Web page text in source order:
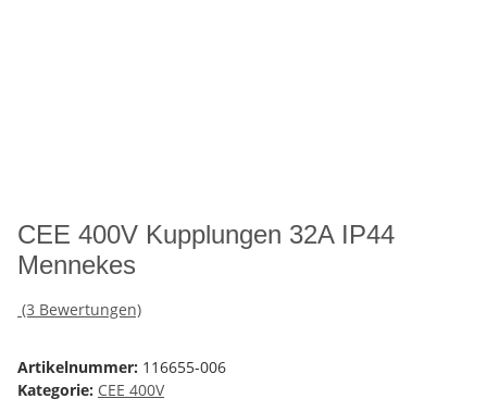
CEE 400V Kupplungen 32A IP44
Mennekes
(3 Bewertungen)
Artikelnummer: 116655-006
Kategorie: CEE 400V